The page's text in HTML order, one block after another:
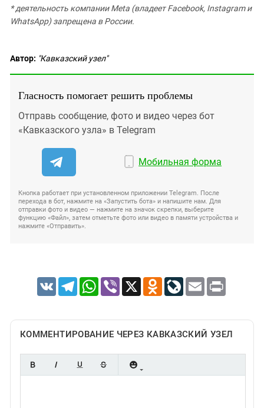
* деятельность компании Meta (владеет Facebook, Instagram и
WhatsApp) запрещена в России.
Автор: "Кавказский узел"
Гласность помогает решить проблемы
Отправь сообщение, фото и видео через бот
«Кавказского узла» в Telegram
Мобильная форма
Кнопка работает при установленном приложении Telegram. После
перехода в бот, нажмите на «Запустить бота» и напишите нам. Для
отправки фото и видео — нажмите на значок скрепки, выберите
функцию «Файл», затем отметьте фото или видео в памяти устройства и
нажмите «Отправить».
VK TelegramWhatsApp
Viber X Odnoklassniki
LiveJournal
Email Print
КОММЕНТИРОВАНИЕ ЧЕРЕЗ КАВКАЗСКИЙ УЗЕЛ